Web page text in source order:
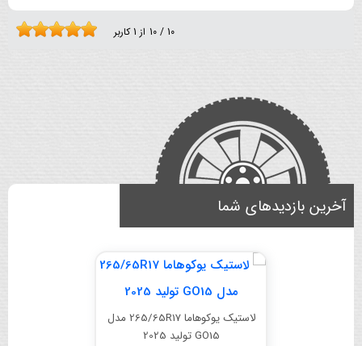
10 / 10 از 1کاربر
آخرین بازدیدهای شما
لاستیک یوکوهاما 265/65R17 مدل
GO15 تولید 2025